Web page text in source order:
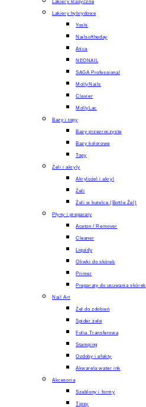
Lakiery klasyczne
Lakiery hybrydowe
Yoshi
Nailsoftheday
Atica
NEONAIL
SAGA Professional
MollyNails
Clavier
MollyLac
Bazy i topy
Bazy przezroczyste
Bazy kolorowe
Topy
Żeli i akryly
Akrylożel i akryl
Żeli
Żeli w butelce (Bottle Żel)
Płyny i preparaty
Aceton / Remover
Cleaner
Liquidy
Oliwki do skórek
Primer
Preparaty do usuwania skórek
Nail Art
Żel do zdobień
Spider żele
Folia Transferowa
Stamping
Ozdoby i efekty
Akwarela water ink
Akcesoria
Szablony i formy
Tipsy